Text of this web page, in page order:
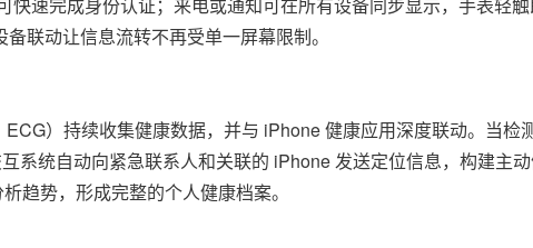
联动让信息流转不再受单一屏幕限制。
）持续收集健康数据，并与 iPhone 健康应用深度联动。当检
系统自动向紧急联系人和关联的 iPhone 发送定位信息，构建主
趋势，形成完整的个人健康档案。